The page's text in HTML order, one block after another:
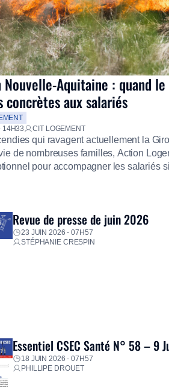
Nouvelle-Aquitaine : quand
concrètes aux salariés
14H33
CIT LOGEMENT
qui ravagent actuellement la
de nombreuses familles, Action
pour accompagner les salariés
Revue de presse de juin 2026
23 JUIN 2026 - 07H57
STÉPHANIE CRESPIN
Essentiel CSEC Santé N° 58 – 9
18 JUIN 2026 - 07H57
PHILLIPE DROUET